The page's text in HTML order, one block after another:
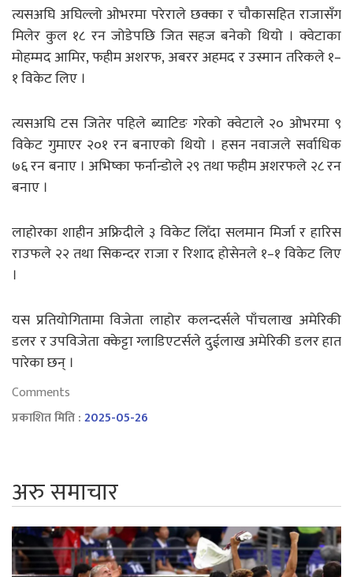
त्यसअघि अघिल्लो ओभरमा परेराले छक्का र चौकासहित राजासँग
मिलेर कुल १८ रन जोडेपछि जित सहज बनेको थियो । क्वेटाका
मोहम्मद आमिर, फहीम अशरफ, अबरर अहमद र उस्मान तरिकले १–
१ विकेट लिए ।
त्यसअघि टस जितेर पहिले ब्याटिङ गरेको क्वेटाले २० ओभरमा ९
विकेट गुमाएर २०१ रन बनाएको थियो । हसन नवाजले सर्वाधिक
७६ रन बनाए । अभिष्का फर्नान्डोले २९ तथा फहीम अशरफले २८ रन
बनाए ।
लाहोरका शाहीन अफ्रिदीले ३ विकेट लिँदा सलमान मिर्जा र हारिस
राउफले २२ तथा सिकन्दर राजा र रिशाद होसेनले १–१ विकेट लिए
।
यस प्रतियोगितामा विजेता लाहोर कलन्दर्सले पाँचलाख अमेरिकी
डलर र उपविजेता क्केट्टा ग्लाडिएटर्सले दुईलाख अमेरिकी डलर हात
पारेका छन् ।
Comments
प्रकाशित मिति :2025-05-26
अरु समाचार